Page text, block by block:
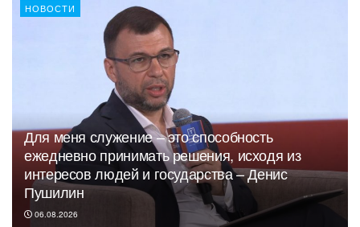
НОВОСТИ
Для меня служение – это способность
ежедневно принимать решения, исходя из
интересов людей и государства – Денис
Пушилин
06.08.2026